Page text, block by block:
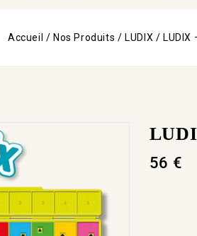
Accueil / Nos Produits / LUDIX / LUDIX
56 €